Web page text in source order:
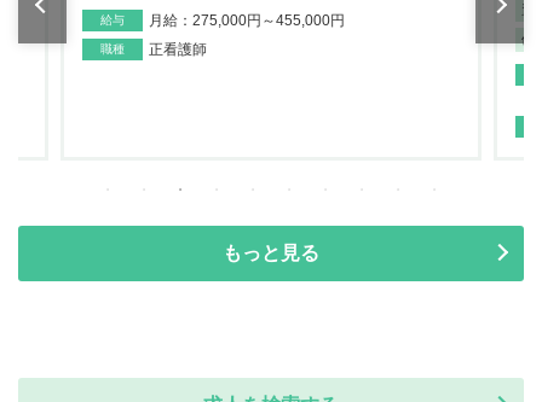
給与 月給：275,000円～455,000円
職種 正看護師
資
保
もっと見る